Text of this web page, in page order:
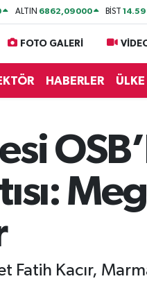
ALTIN 6862,09000 BİST
FOTO GALERİ
HABERLER ÜLKE
Fatih Kacır,